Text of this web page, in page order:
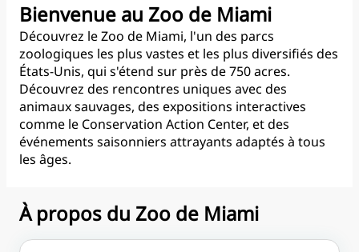
Bienvenue au Zoo de Miami
Découvrez le Zoo de Miami, l'un des parcs
zoologiques les plus vastes et les plus diversifiés des
États-Unis, qui s'étend sur près de 750 acres.
Découvrez des rencontres uniques avec des
animaux sauvages, des expositions interactives
comme le Conservation Action Center, et des
événements saisonniers attrayants adaptés à tous
les âges.
À propos du Zoo de Miami